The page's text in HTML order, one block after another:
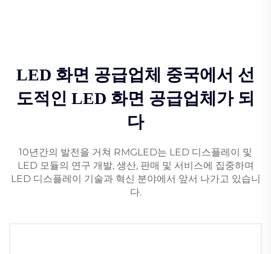
LED 화면 공급업체 중국에서 선
도적인 LED 화면 공급업체가 되
다
10년간의 발전을 거쳐 RMGLED는 LED 디스플레이 및
LED 모듈의 연구 개발, 생산, 판매 및 서비스에 집중하며
LED 디스플레이 기술과 혁신 분야에서 앞서 나가고 있습니
다.